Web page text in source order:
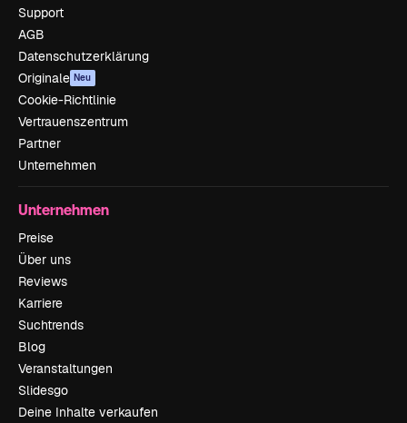
Support
AGB
Datenschutzerklärung
Originale Neu
Cookie-Richtlinie
Vertrauenszentrum
Partner
Unternehmen
Unternehmen
Preise
Über uns
Reviews
Karriere
Suchtrends
Blog
Veranstaltungen
Slidesgo
Deine Inhalte verkaufen